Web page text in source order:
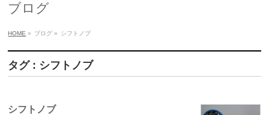
ブログ
HOME » ブログ » シフトノブ
タグ : シフトノブ
シフトノブ